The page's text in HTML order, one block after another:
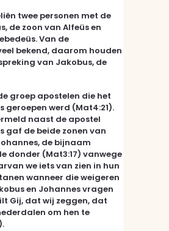
twee personen met de
de zoon van Alfeüs en
Van de
bekend, daarom houden
van Jakobus, de
groep apostelen die het
geroepen werd (Mat4:21).
naast de apostel
gaf de beide zonen van
de bijnaam
donder (Mat3:17) vanwege
we iets van zien in hun
wanneer die weigeren
en Johannes vragen
Gij, dat wij zeggen, dat
om hen te